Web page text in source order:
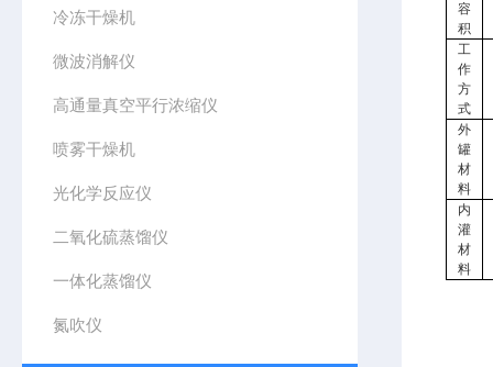
冷冻干燥机
微波消解仪
高通量真空平行浓缩仪
喷雾干燥机
光化学反应仪
二氧化硫蒸馏仪
一体化蒸馏仪
氮吹仪
容
积
工
作
方
式
外
罐
材
料
内
灌
材
料